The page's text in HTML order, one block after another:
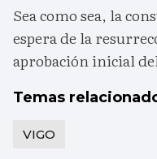
Sea como sea, la
espera de la
aprobación inicial
Temas
VIGO